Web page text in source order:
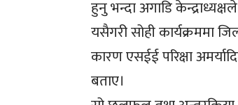
हुनु भन्दा अगाडि
यसैगरी सोही कार्यक्रममा
कारण एसईई परिक्षा
बताए।